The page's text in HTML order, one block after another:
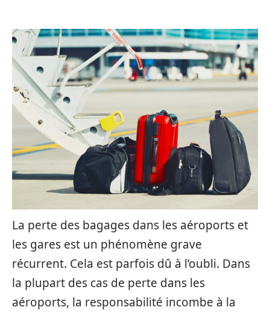
La perte des bagages dans les aéroports et
les gares est un phénomène grave
récurrent. Cela est parfois dû à l’oubli. Dans
la plupart des cas de perte dans les
aéroports, la responsabilité incombe à la